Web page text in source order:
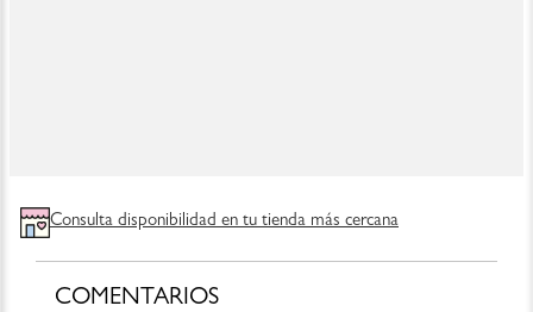
Consulta disponibilidad en tu tienda más cercana
COMENTARIOS